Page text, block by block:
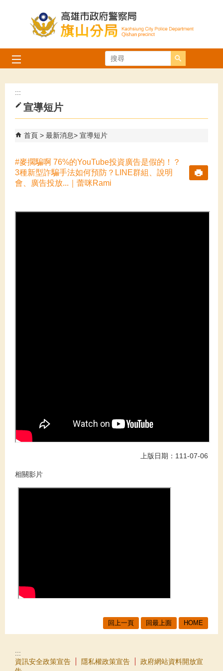
搜尋
:::
宣導短片
首頁 最新消息 宣導短片
#麥擱騙啊 76%的YouTube投資廣告是假的！？
3種新型詐騙手法如何預防？LINE群組、說明
會、廣告投放...｜蕾咪Rami
上版日期：111-07-06
相關影片
回上一頁 回最上面 HOME
:::
資訊安全政策宣告
隱私權政策宣告
政府網站資料開放宣